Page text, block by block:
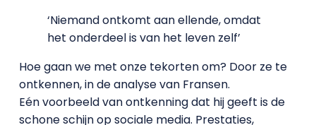
‘Niemand ontkomt aan ellende, omdat
het onderdeel is van het leven zelf’
Hoe gaan we met onze tekorten om? Door ze te
ontkennen, in de analyse van Fransen.
Eén voorbeeld van ontkenning dat hij geeft is de
schone schijn op sociale media. Prestaties,